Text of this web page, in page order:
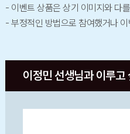
이벤트 상품은 상기 이미지와 다
부정적인 방법으로 참여했거나
이정민 선생님과 이루